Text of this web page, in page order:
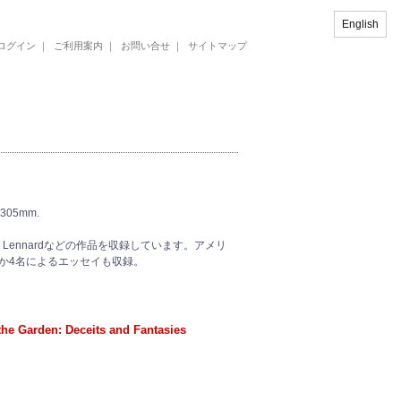
グイン ｜ ご利用案内 ｜ お問い合せ ｜ サイトマップ
などの作品を収録しています。アメリ
名によるエッセイも収録。
Garden: Deceits and Fantasies
English